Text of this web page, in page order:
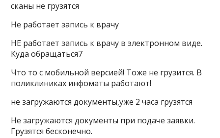
сканы не грузятся
Не работает запись к врачу
НЕ работает запись к врачу в электронном виде.
Куда обращаться7
Что то с мобильной версией! Тоже не грузится. В
поликлиниках инфоматы работают!
не загружаются документы,уже 2 часа грузятся
Не загружаются документы при подаче заявки.
Грузятся бесконечно.